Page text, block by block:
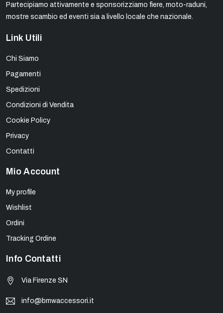
Partecipiamo attivamente e sponsorizziamo fiere, moto-raduni,
mostre scambio ed eventi sia a livello locale che nazionale.
Link Utili
Chi Siamo
Pagamenti
Spedizioni
Condizioni di Vendita
Cookie Policy
Privacy
Contatti
Mio Account
My profile
Wishlist
Ordini
Tracking Ordine
Info Contatti
Via Firenze SN
info@bmwaccessori.it